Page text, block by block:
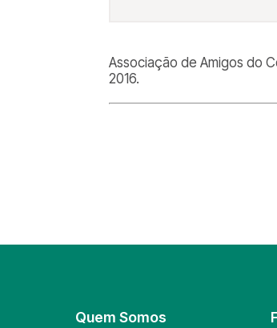
Associação de Amigos do
2016.
Quem Somos